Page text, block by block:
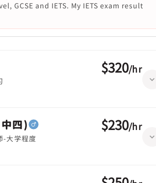
GCSE and IETS. My IETS exam result
$320/hr
四)
-大学程度
$230/hr